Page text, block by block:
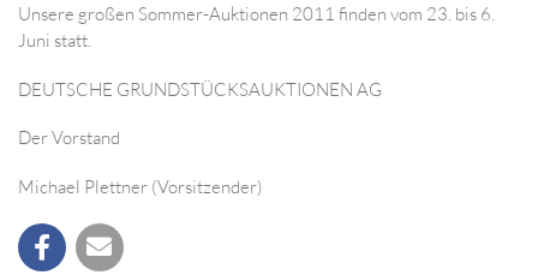
Unsere großen Sommer-Auktionen 2011 finden vom 23. bis 6.
Juni statt.
DEUTSCHE GRUNDSTÜCKSAUKTIONEN AG
Der Vorstand
Michael Plettner (Vorsitzender)